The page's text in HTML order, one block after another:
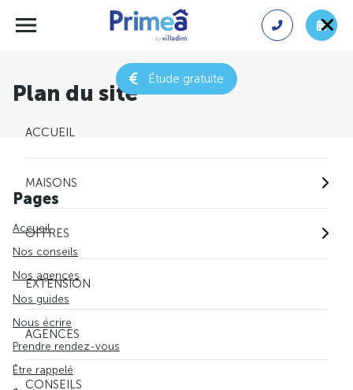
Étude gratuite
ACCUEIL
MAISONS
OFFRES
EXTENSION
AGENCES
CONSEILS
Plan du site
Pages
Accueil
Nos conseils
Nos agences
Nos guides
Nous écrire
Prendre rendez-vous
Être rappelé